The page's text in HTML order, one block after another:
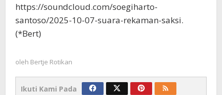
https://soundcloud.com/soegiharto-
santoso/2025-10-07-suara-rekaman-saksi.
(*Bert)
oleh Bertje Rotikan
Ikuti Kami Pada